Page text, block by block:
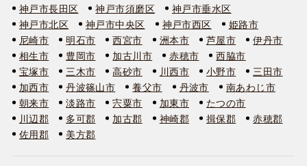
神戸市長田区
神戸市須磨区
神戸市垂水区
神戸市北区
神戸市中央区 神戸市西区
姫路市
尼崎市
明石市 西宮市 洲本市 芦屋市
伊丹市
相生市
豊岡市 加古川市 赤穂市
西脇市
宝塚市
三木市 高砂市 川西市 小野市
三田市
加西市
丹波篠山市 養父市 丹波市
南あわじ市
朝来市
淡路市 宍粟市 加東市
たつの市
川辺郡
多可郡 加古郡 神崎郡 揖保郡
赤穂郡
佐用郡
美方郡